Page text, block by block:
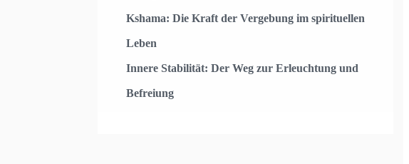
Kshama: Die Kraft der Vergebung im spirituellen
Leben
Innere Stabilität: Der Weg zur Erleuchtung und
Befreiung